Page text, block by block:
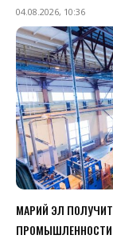
04.08.2026, 10:36
МАРИЙ ЭЛ
ПРОМЫШЛЕННОСТИ